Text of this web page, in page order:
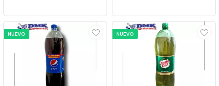
NUEVO NUEVO